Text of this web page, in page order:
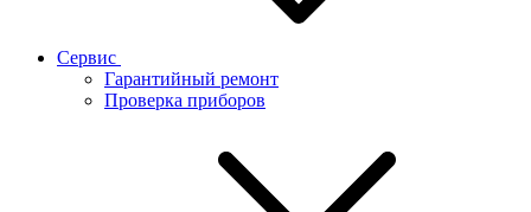
Сервис
Гарантийный ремонт
Проверка приборов